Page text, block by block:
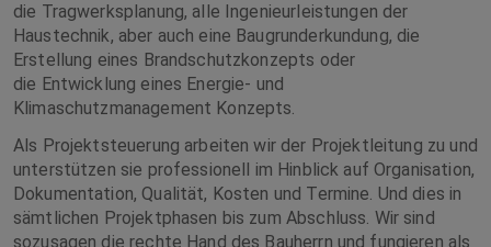
die Tragwerksplanung, alle Ingenieurleistungen der
Haustechnik, aber auch eine Baugrunderkundung, die
Erstellung eines Brandschutzkonzepts oder
die Entwicklung eines Energie- und
Klimaschutzmanagement Konzepts.
Als Projektsteuerung arbeiten wir der Projektleitung zu und
unterstützen sie professionell im Hinblick auf Organisation,
Dokumentation, Qualität, Kosten und Termine. Und dies in
sämtlichen Projektphasen bis zum Abschluss. Wir sind
sozusagen die rechte Hand des Bauherrn und fungieren als